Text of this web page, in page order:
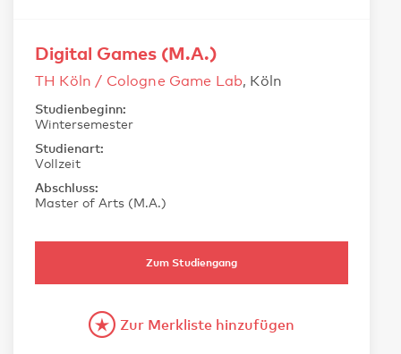
Digital Games (M.A.)
TH Köln / Cologne Game Lab, Köln
Studienbeginn:
Wintersemester
Studienart:
Vollzeit
Abschluss:
Master of Arts (M.A.)
Zum Studiengang
Zur Merkliste hinzufügen